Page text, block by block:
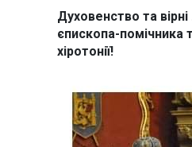
Духовенство та
єпископа-помічника
хіротонії!